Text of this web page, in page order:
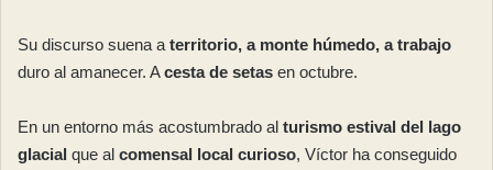
Su discurso suena a territorio, a monte húmedo, a trabajo
duro al amanecer. Acesta de setas en octubre.
En un entorno más acostumbrado al turismo estival del lago
glacial que al comensal local curioso, Víctor ha conseguido